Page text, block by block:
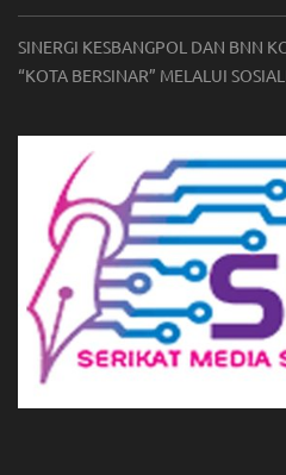
SINERGI KESBANGPOL DAN BNN
“KOTA BERSINAR” MELALUI